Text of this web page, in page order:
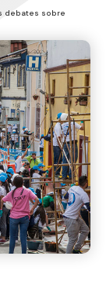
debates sobre